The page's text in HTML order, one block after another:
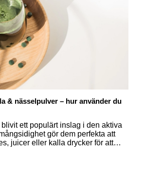
& nässelpulver – hur använder du
ett populärt inslag i den aktiva
gör dem perfekta att
juicer eller kalla drycker för att
chlorella? Och hur använder man
och smoothies?